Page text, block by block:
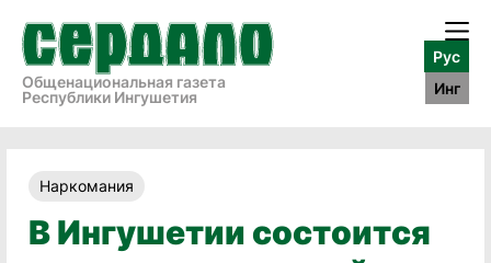
Общенациональная газета
Республики Ингушетия
Рус
Инг
Наркомания
В Ингушетии состоится